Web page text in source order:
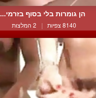
הן גומרות בלי בסוף בזרמי...
8140 צפיות | 2 המלצות